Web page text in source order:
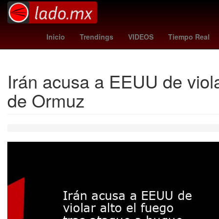
Inicio Trendings VIDEOS Tiempo Real
San Diego Padres braves - marlins
Irán acusa a EEUU de
de Ormuz